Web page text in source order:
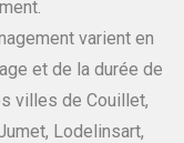
varient en
et de la durée de
villes de Couillet,
Lodelinsart,